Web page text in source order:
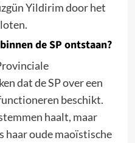
Yildirim door het
de SP ontstaan?
dat de SP over een
beschikt.
haalt, maar
oude maoïstische